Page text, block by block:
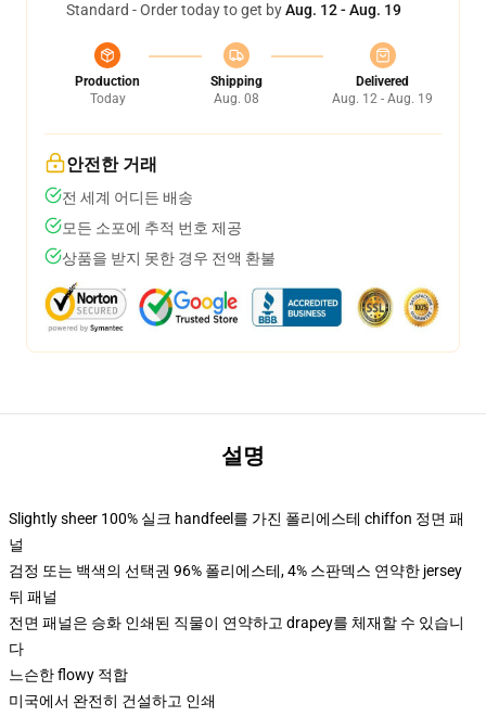
Standard - Order today to get byAug. 12 - Aug. 19
Production
Today
Shipping
Aug. 08
Delivered
Aug. 12 - Aug. 19
안전한 거래
전 세계 어디든 배송
모든 소포에 추적 번호 제공
상품을 받지 못한 경우 전액 환불
설명
Slightly sheer 100% 실크 handfeel를 가진 폴리에스테 chiffon 정면 패
널
검정 또는 백색의 선택권 96% 폴리에스테, 4% 스판덱스 연약한 jersey
뒤 패널
전면 패널은 승화 인쇄된 직물이 연약하고 drapey를 체재할 수 있습니
다
느슨한 flowy 적합
미국에서 완전히 건설하고 인쇄